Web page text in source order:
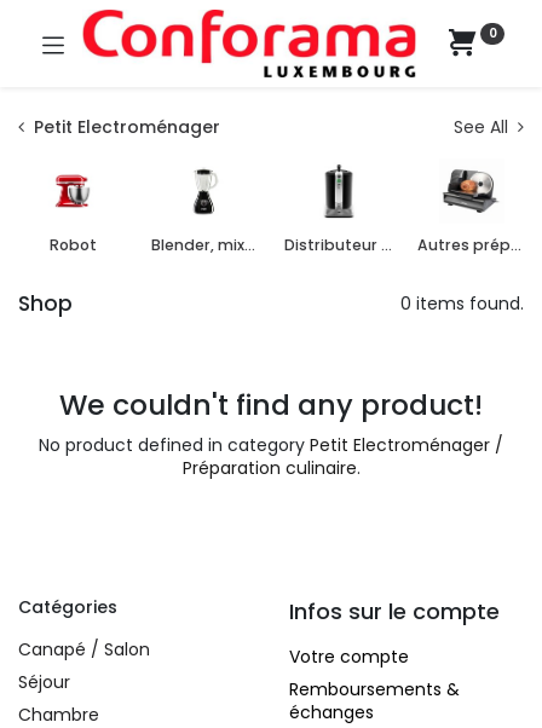
0
Petit Electroménager See All
Robot Blender, mixeur, batteur Distributeur de boissons Autres préparations culinaires
Shop 0 items found.
We couldn't find any product!
No product defined in category Petit Electroménager /
Préparation culinaire.
Catégories
Canapé / Salon
Séjour
Chambre
Infos sur le compte
Votre compte
Remboursements &
échanges